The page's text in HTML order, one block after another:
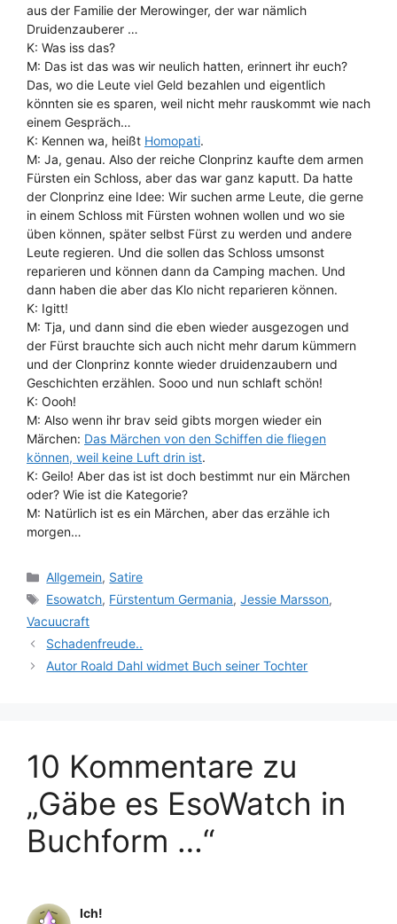
aus der Familie der Merowinger, der war nämlich
Druidenzauberer …
K: Was iss das?
M: Das ist das was wir neulich hatten, erinnert ihr euch?
Das, wo die Leute viel Geld bezahlen und eigentlich
könnten sie es sparen, weil nicht mehr rauskommt wie nach
einem Gespräch…
K: Kennen wa, heißt Homopati.
M: Ja, genau. Also der reiche Clonprinz kaufte dem armen
Fürsten ein Schloss, aber das war ganz kaputt. Da hatte
der Clonprinz eine Idee: Wir suchen arme Leute, die gerne
in einem Schloss mit Fürsten wohnen wollen und wo sie
üben können, später selbst Fürst zu werden und andere
Leute regieren. Und die sollen das Schloss umsonst
reparieren und können dann da Camping machen. Und
dann haben die aber das Klo nicht reparieren können.
K: Igitt!
M: Tja, und dann sind die eben wieder ausgezogen und
der Fürst brauchte sich auch nicht mehr darum kümmern
und der Clonprinz konnte wieder druidenzaubern und
Geschichten erzählen. Sooo und nun schlaft schön!
K: Oooh!
M: Also wenn ihr brav seid gibts morgen wieder ein
Märchen: Das Märchen von den Schiffen die fliegen
können, weil keine Luft drin ist.
K: Geilo! Aber das ist ist doch bestimmt nur ein Märchen
oder? Wie ist die Kategorie?
M: Natürlich ist es ein Märchen, aber das erzähle ich
morgen…
Kategorien
Allgemein, Satire
Schlagwörter
Esowatch, Fürstentum Germania,Jessie Marsson,
Vacuucraft
Schadenfreude..
Autor Roald Dahl widmet Buch seiner Tochter
10 Kommentare zu
„Gäbe es EsoWatch in
Buchform …“
Ich!